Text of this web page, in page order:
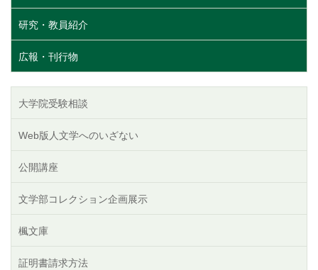
研究・教員紹介
広報・刊行物
大学院受験相談
Web版人文学へのいざない
公開講座
文学部コレクション企画展示
楓文庫
証明書請求方法